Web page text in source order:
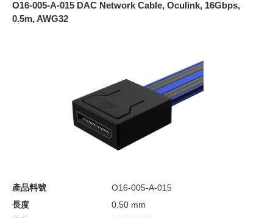
O16-005-A-015 DAC Network Cable, Oculink, 16Gbps,
0.5m, AWG32
產品料號
O16-005-A-015
長度
0.50 mm